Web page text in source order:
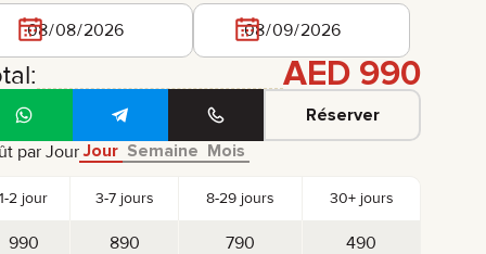
AED 990
Réserver
par Jour Jour Semaine Mois
1-2 jour 3-7 jours 8-29 jours 30+ jours
990 890 790
490